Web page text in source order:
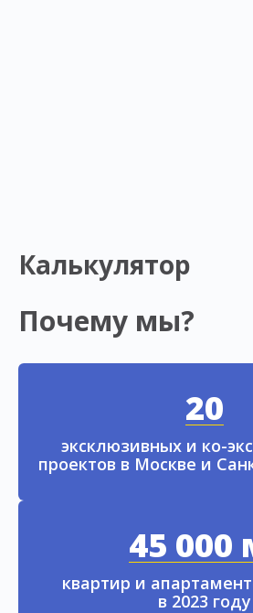
Калькулятор
Почему мы?
20
эксклюзивных и ко-
проектов в Москве и
45 000
квартир и
в 2023 году